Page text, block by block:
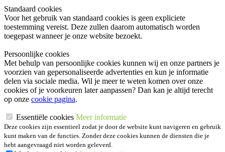
Standaard cookies
Voor het gebruik van standaard cookies is geen expliciete
toestemming vereist. Deze zullen daarom automatisch worden
toegepast wanneer je onze website bezoekt.
Persoonlijke cookies
Met behulp van persoonlijke cookies kunnen wij en onze partners je
voorzien van gepersonaliseerde advertenties en kun je informatie
delen via sociale media. Wil je meer te weten komen over onze
cookies of je voorkeuren later aanpassen? Dan kan je altijd terecht
op onze cookie pagina.
Essentiële cookies Meer informatie
Deze cookies zijn essentieel zodat je door de website kunt navigeren en gebruik
kunt maken van de functies. Zonder deze cookies kunnen de diensten die je
hebt aangevraagd niet worden geleverd.